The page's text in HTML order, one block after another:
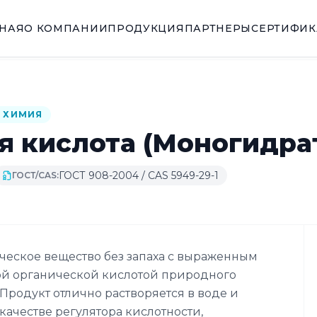
О КОМПАНИИПРОДУКЦИЯ ПАРТНЕРЫ
ХИМИЯ
кислота
ГОСТ/CAS:ГОСТ 908-2004 / CAS 5949-29-1
вещество без запаха с выраженным
органической кислотой природного
отлично растворяется в воде и
регулятора кислотности,